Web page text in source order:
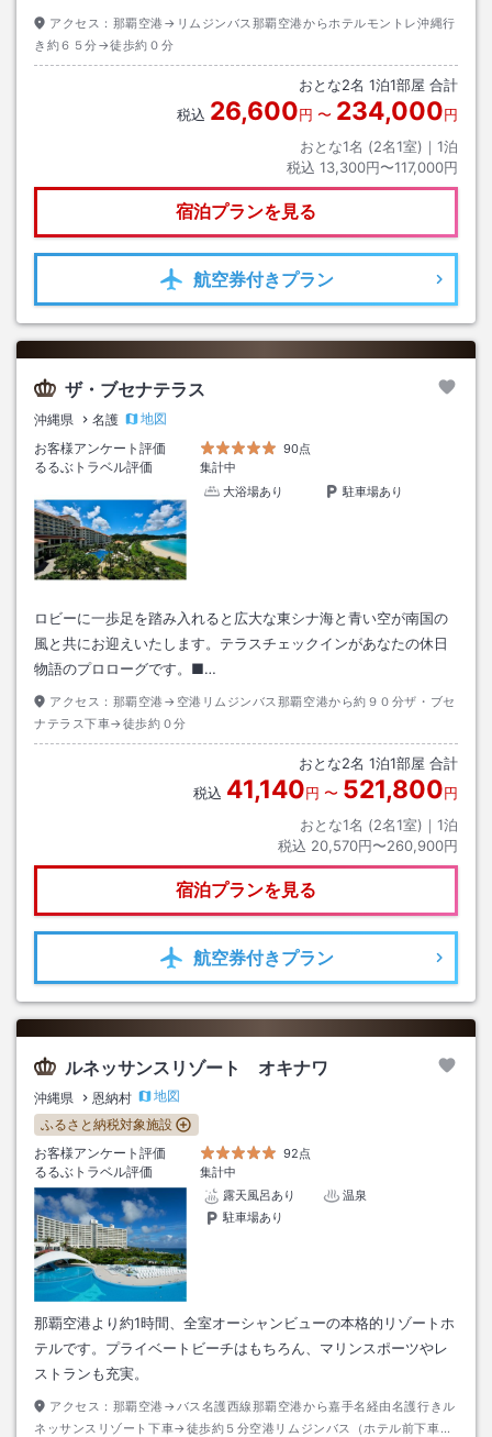
アクセス： 那覇空港→リムジンバス那覇空港からホテルモントレ沖縄行
き約６５分→徒歩約０分
おとな2名 1泊1部屋 合計
税込 26,600円 〜 234,000円
おとな1名 (2名1室)｜ 1泊
税込 13,300円〜117,000円
宿泊プランを見る
航空券付きプラン
ザ・ブセナテラス
沖縄県 名護
地図
お客様アンケート評価
90点
るるぶトラベル評価
集計中
大浴場あり
駐車場あり
ロビーに一歩足を踏み入れると広大な東シナ海と青い空が南国の
風と共にお迎えいたします。テラスチェックインがあなたの休日
物語のプロローグです。■…
アクセス： 那覇空港→空港リムジンバス那覇空港から約９０分ザ・ブセ
ナテラス下車→徒歩約０分
おとな2名 1泊1部屋 合計
税込 41,140円 〜 521,800円
おとな1名 (2名1室)｜ 1泊
税込 20,570円〜260,900円
宿泊プランを見る
航空券付きプラン
ルネッサンスリゾート オキナワ
沖縄県 恩納村
地図
ふるさと納税対象施設
お客様アンケート評価
92点
るるぶトラベル評価
集計中
露天風呂あり
温泉
駐車場あり
那覇空港より約1時間、全室オーシャンビューの本格的リゾートホ
テルです。プライベートビーチはもちろん、マリンスポーツやレ
ストランも充実。
アクセス： 那覇空港→バス名護西線那覇空港から嘉手名経由名護行きル
ネッサンスリゾート下車→徒歩約５分空港リムジンバス（ホテル前下車）